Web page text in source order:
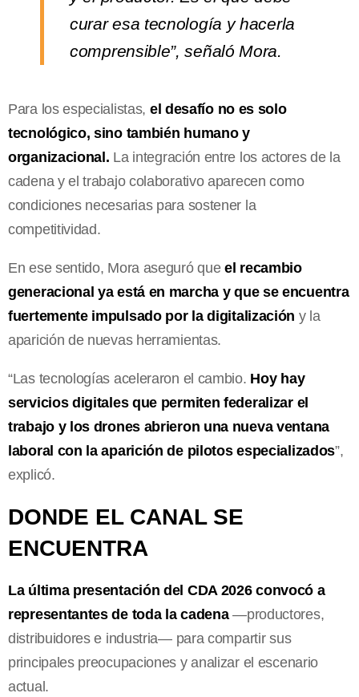
curar esa tecnología y hacerla
comprensible”, señaló Mora.
Para los especialistas, el desafío no es solo
tecnológico, sino también humano y
organizacional. La integración entre los actores de la
cadena y el trabajo colaborativo aparecen como
condiciones necesarias para sostener la
competitividad.
En ese sentido, Mora aseguró queel recambio
generacional ya está en marcha y que se encuentra
fuertemente impulsado por la digitalización y la
aparición de nuevas herramientas.
“Las tecnologías aceleraron el cambio. Hoy hay
servicios digitales que permiten federalizar el
trabajo y los drones abrieron una nueva ventana
laboral con la aparición de pilotos especializados”,
explicó.
DONDE EL CANAL SE
ENCUENTRA
La última presentación del CDA 2026 convocó a
representantes de toda la cadena—productores,
distribuidores e industria— para compartir sus
principales preocupaciones y analizar el escenario
actual.